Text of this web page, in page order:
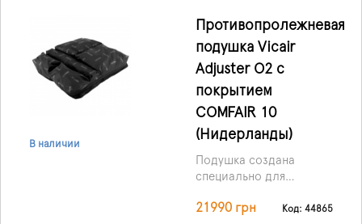
заболеваний опорно-
нервной системы.
Используется как в
домашних условиях, так
и в медицинских
учреждениях.
В наличии
Противопролежневая
подушка Vicair
Adjuster O2 с
покрытием
COMFAIR 10
(Нидерланды)
Подушка создана
специально для
асимметрией таза и
21990 грн Код: 44865